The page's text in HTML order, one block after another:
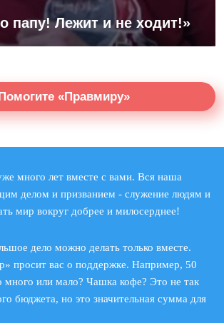
папу! Лежит и не ходит!»
Помогите «Правмиру»
много лет вместе с вами. Вся наша
делом и призванием - служение людям и
мир вокруг добрее и милосерднее!
дело можно делать только вместе.
просит вас о поддержке. Например, 50
много или мало? Чашка кофе? Это не так
бюджета, но это значительная сумма для